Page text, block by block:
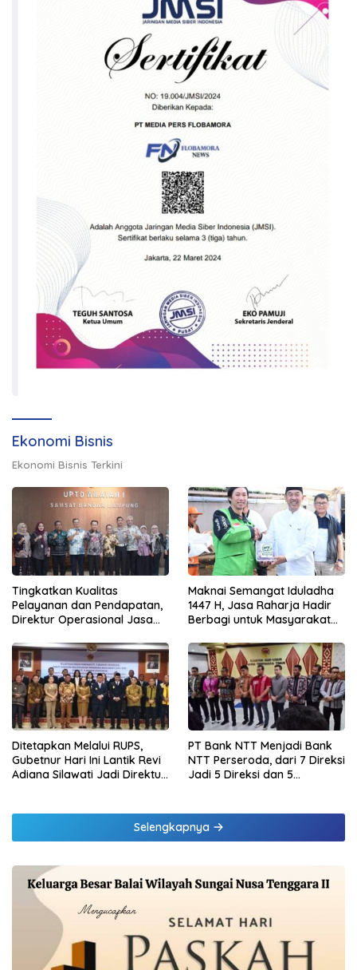
Ekonomi Bisnis
Ekonomi Bisnis Terkini
Tingkatkan Kualitas
Pelayanan dan Pendapatan,
Direktur Operasional Jasa
di Lampung dan Tinjau
Samsat Rajabasa
Maknai Semangat Iduladha
1447 H, Jasa Raharja Hadir
Berbagi untuk Masyarakat
Daging Kurban
Ditetapkan Melalui RUPS,
Gubetnur Hari Ini Lantik Revi
Adiana Silawati Jadi Direktur
PT Bank NTT Menjadi Bank
NTT Perseroda, dari 7 Direksi
Jadi 5 Direksi dan 5
Selengkapnya